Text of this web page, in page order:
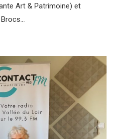
Art & Patrimoine) et